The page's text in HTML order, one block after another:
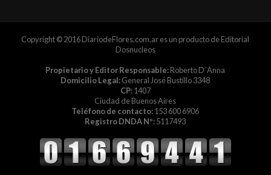
Copyright © 2016 DiariodeFlores.com.ar es un producto de Editorial
Dosnucleos
Propietario y Editor Responsable:Roberto D´Anna
Domicilio Legal:General José Bustillo 3348
CP:1407
Ciudad de Buenos Aires
Teléfono de contacto:153 600 6906
Registro DNDA Nº:5117493